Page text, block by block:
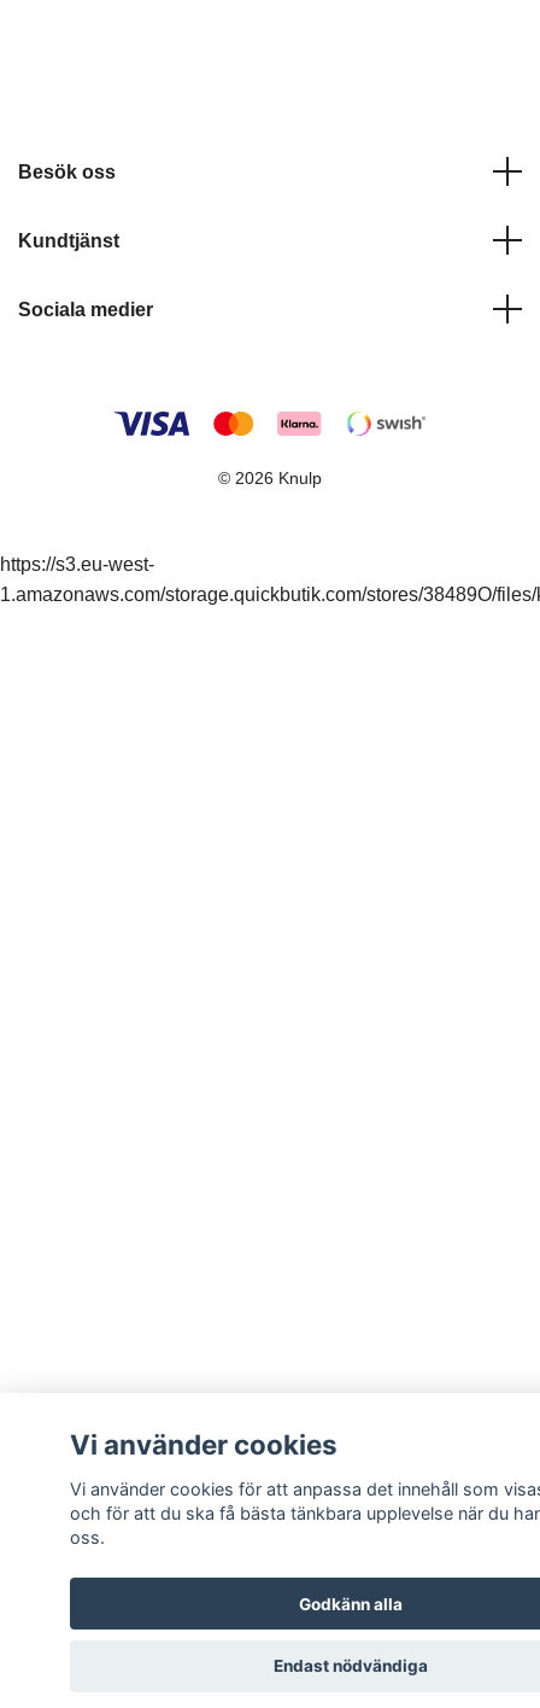
Besök oss
Kundtjänst
Sociala medier
© 2026 Knulp
https://s3.eu-west-
1.amazonaws.com/storage.quickbutik.com/stores/38489O/
Vi använder cookies
Vi använder cookies för att anpassa det innehåll som
och för att du ska få bästa tänkbara upplevelse när du
oss.
Godkänn alla
Endast nödvändiga